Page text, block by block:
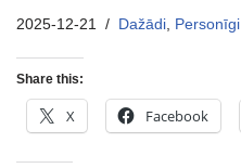
2025-12-21 Dažādi Personīgi
Share this:
X Facebook